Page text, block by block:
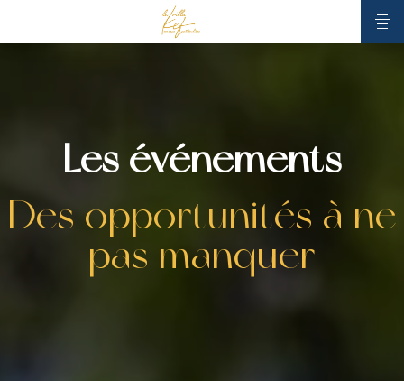
Des opportunités à ne
pas manquer
Les événements